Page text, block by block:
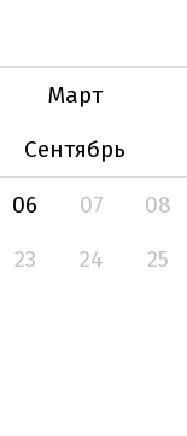
Март
Сентябрь
06 07 08
23 24 25